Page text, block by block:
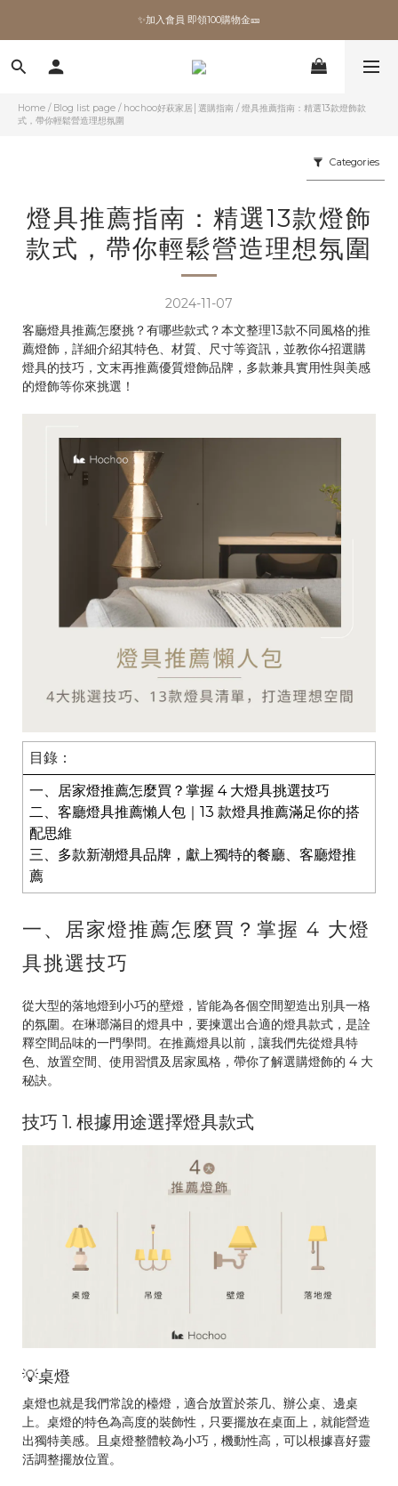
✨加入會員 即領100購物金🎫
✨加入會員 即領100購物金🎫
全館滿額現折🔥
加拿大Umbra．買千送百🎫
Home / Blog list page / hochoo好萩家居│選購指南 /燈具推薦指南：精選13款燈飾款
式，帶你輕鬆營造理想氛圍
Categories
燈具推薦指南：精選13款燈飾
款式，帶你輕鬆營造理想氛圍
2024-11-07
客廳燈具推薦怎麼挑？有哪些款式？本文整理13款不同風格的推
薦燈飾，詳細介紹其特色、材質、尺寸等資訊，並教你4招選購
燈具的技巧，文末再推薦優質燈飾品牌，多款兼具實用性與美感
的燈飾等你來挑選！
目錄：
一、居家燈推薦怎麼買？掌握 4 大燈具挑選技巧
二、客廳燈具推薦懶人包｜13 款燈具推薦滿足你的搭
配思維
三、多款新潮燈具品牌，獻上獨特的餐廳、客廳燈推
薦
一、居家燈推薦怎麼買？掌握 4 大燈
具挑選技巧
從大型的落地燈到小巧的壁燈，皆能為各個空間塑造出別具一格
的氛圍。在琳瑯滿目的燈具中，要揀選出合適的燈具款式，是詮
釋空間品味的一門學問。在推薦燈具以前，讓我們先從燈具特
色、放置空間、使用習慣及居家風格，帶你了解選購燈飾的 4 大
秘訣。
技巧 1. 根據用途選擇燈具款式
💡桌燈
桌燈也就是我們常說的檯燈，適合放置於茶几、辦公桌、邊桌
上。桌燈的特色為高度的裝飾性，只要擺放在桌面上，就能營造
出獨特美感。且桌燈整體較為小巧，機動性高，可以根據喜好靈
活調整擺放位置。